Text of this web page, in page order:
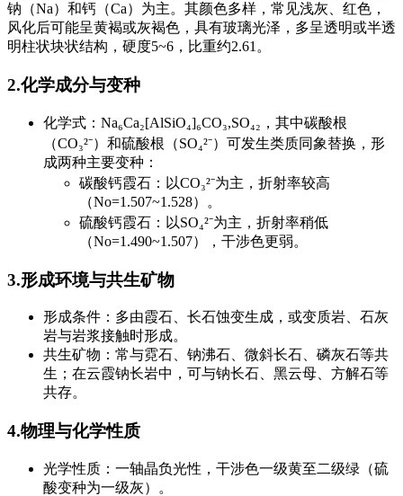
钠（Na）和钙（Ca）为主。其颜色多样，常见浅灰、红色，
风化后可能呈黄褐或灰褐色，具有玻璃光泽，多呈透明或半透
明柱状块状结构，硬度5~6，比重约2.61。
2.化学成分与变种
化学式：Na₆Ca₂[AlSiO₄]₆CO₃,SO₄₂，其中碳酸根
（CO₃²⁻）和硫酸根（SO₄²⁻）可发生类质同象替换，形
成两种主要变种：
碳酸钙霞石：以CO₃²⁻为主，折射率较高
（No=1.507~1.528）。
硫酸钙霞石：以SO₄²⁻为主，折射率稍低
（No=1.490~1.507），干涉色更弱。
3.形成环境与共生矿物
形成条件：多由霞石、长石蚀变生成，或变质岩、石灰
岩与岩浆接触时形成。
共生矿物：常与霓石、钠沸石、微斜长石、磷灰石等共
生；在云霞钠长岩中，可与钠长石、黑云母、方解石等
共存。
4.物理与化学性质
光学性质：一轴晶负光性，干涉色一级黄至二级绿（硫
酸变种为一级灰）。